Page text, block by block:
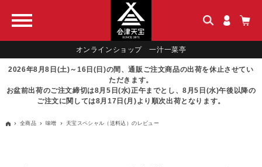
オンラインショップ 一汁一菜亭
2026年8月8日(土)～16日(日)の間、通販ご注文商品の出荷を休止させてい
ただきます。
お盆前出荷のご注文締切は8月5日(水)正午までとし、8月5日(水)午後以降の
ご注文に関しては8月17日(月)より順次出荷となります。
全商品 味噌 天宝スペシャル（送料込）のレビュー